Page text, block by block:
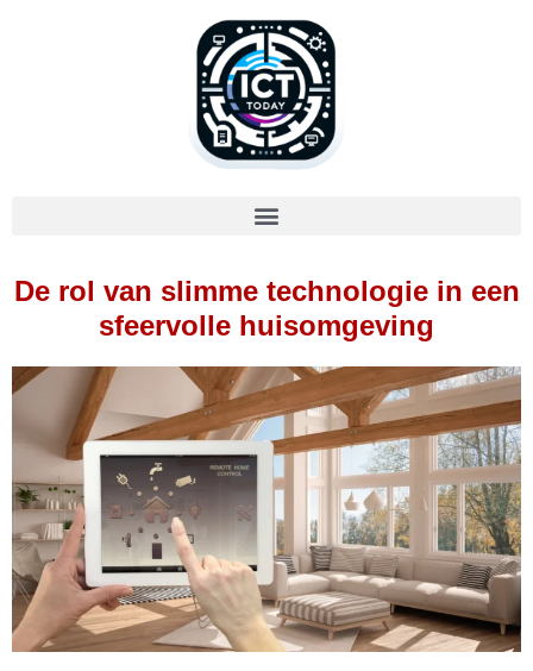
De rol van slimme technologie in een
sfeervolle huisomgeving